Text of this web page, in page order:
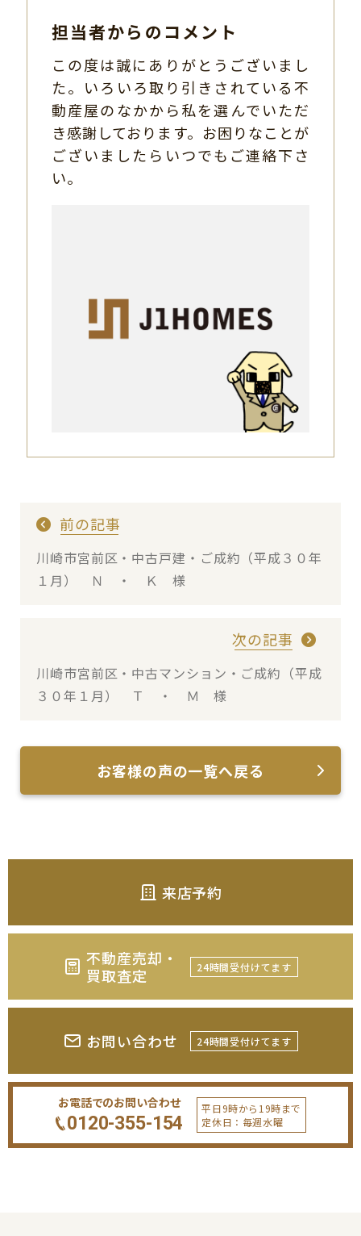
担当者からのコメント
この度は誠にありがとうございまし
た。いろいろ取り引きされている不
動産屋のなかから私を選んでいただ
き感謝しております。お困りなことが
ございましたらいつでもご連絡下さ
い。
前の記事
川崎市宮前区・中古戸建・ご成約（平成３０年
１月） Ｎ ・ Ｋ 様
次の記事
川崎市宮前区・中古マンション・ご成約（平成
３０年１月） Ｔ ・ Ｍ 様
お客様の声の一覧へ戻る
来店予約
不動産売却・
買取査定
24時間受付けてます
お問い合わせ 24時間受付けてます
お電話でのお問い合わせ
0120-355-154
平日9時から19時まで
定休日：毎週水曜